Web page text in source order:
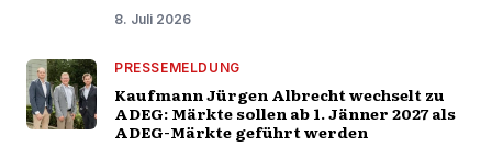
8. Juli 2026
PRESSEMELDUNG
Kaufmann Jürgen Albrecht wechselt zu
ADEG: Märkte sollen ab 1. Jänner 2027 als
ADEG-Märkte geführt werden